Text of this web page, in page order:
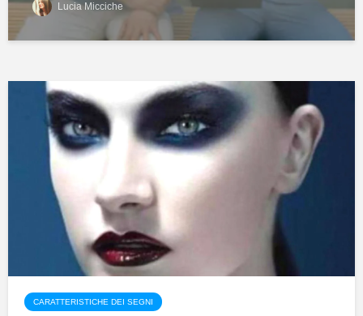
Lucia Micciche
CARATTERISTICHE DEI SEGNI